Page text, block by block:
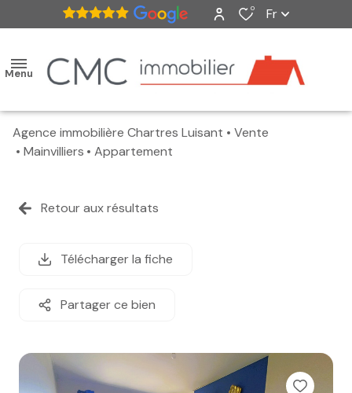
0 Fr
Menu
accueil
vendus
estimation
e-mail
Agence immobilière Chartres Luisant
Vente
Mainvilliers
Appartement
Retour aux résultats
Télécharger la fiche
Partager ce bien